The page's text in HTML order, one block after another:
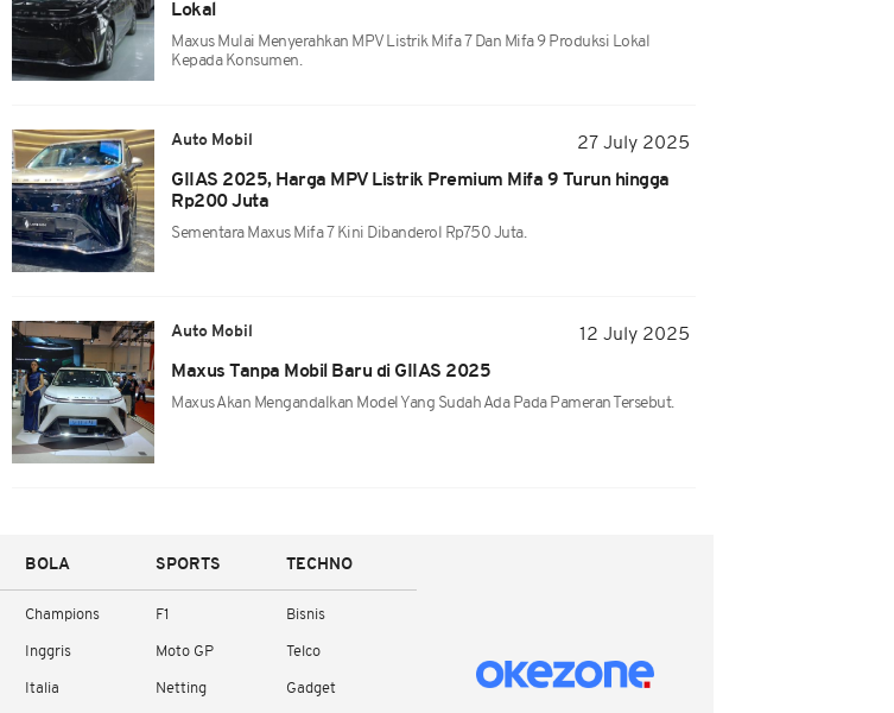
Lokal
Maxus Mulai Menyerahkan MPV Listrik Mifa 7 Dan Mifa 9 Produksi Lokal
Kepada Konsumen.
Auto Mobil
27 July 2025
GIIAS 2025, Harga MPV Listrik Premium Mifa 9 Turun hingga
Rp200 Juta
Sementara Maxus Mifa 7 Kini Dibanderol Rp750 Juta.
Auto Mobil
12 July 2025
Maxus Tanpa Mobil Baru di GIIAS 2025
Maxus Akan Mengandalkan Model Yang Sudah Ada Pada Pameran Tersebut.
BOLA
Champions
Inggris
Italia
SPORTS
F1
Moto GP
Netting
TECHNO
Bisnis
Telco
Gadget